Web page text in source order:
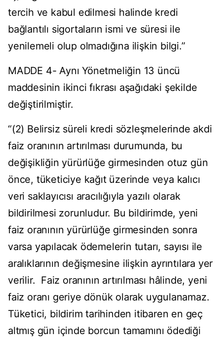
tercih ve kabul edilmesi halinde kredi
bağlantılı sigortaların ismi ve süresi ile
yenilemeli olup olmadığına ilişkin bilgi.”
MADDE 4- Aynı Yönetmeliğin 13 üncü
maddesinin ikinci fıkrası aşağıdaki şekilde
değiştirilmiştir.
“(2) Belirsiz süreli kredi sözleşmelerinde akdi
faiz oranının artırılması durumunda, bu
değişikliğin yürürlüğe girmesinden otuz gün
önce, tüketiciye kağıt üzerinde veya kalıcı
veri saklayıcısı aracılığıyla yazılı olarak
bildirilmesi zorunludur. Bu bildirimde, yeni
faiz oranının yürürlüğe girmesinden sonra
varsa yapılacak ödemelerin tutarı, sayısı ile
aralıklarının değişmesine ilişkin ayrıntılara yer
verilir. Faiz oranının artırılması hâlinde, yeni
faiz oranı geriye dönük olarak uygulanamaz.
Tüketici, bildirim tarihinden itibaren en geç
altmış gün içinde borcun tamamını ödediği